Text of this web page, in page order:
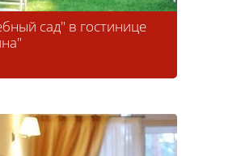
сад" в гостинице